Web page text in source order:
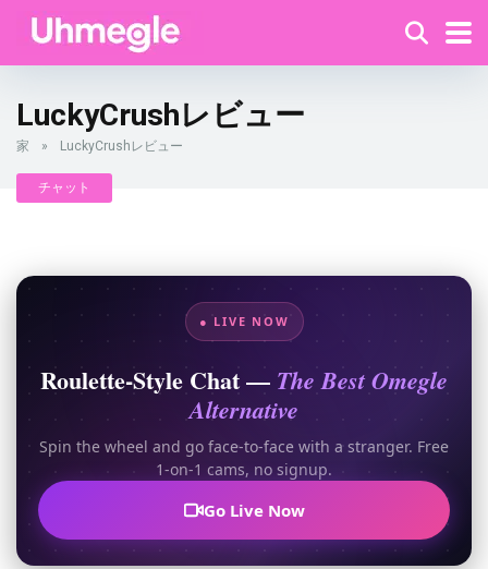
LuckyCrushレビュー
家 » LuckyCrushレビュー
チャット
● LIVE NOW
Roulette-Style Chat — The Best Omegle
Alternative
Spin the wheel and go face-to-face with a stranger. Free
1-on-1 cams, no signup.
Go Live Now